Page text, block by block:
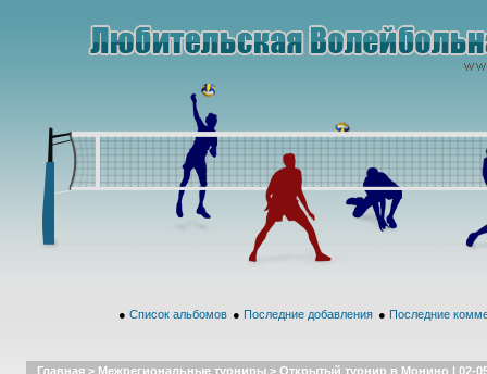
● Список альбомов ● Последние добавления ● Последние
Главная > Межрегиональные турниры > Открытый турнир в Монино | 02-